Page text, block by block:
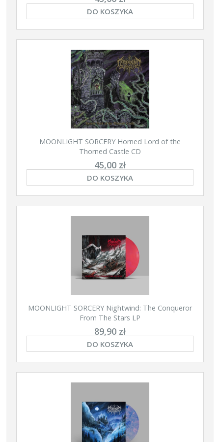
DO KOSZYKA
MOONLIGHT SORCERY Horned Lord of the
Thorned Castle CD
45,00 zł
DO KOSZYKA
MOONLIGHT SORCERY Nightwind: The Conqueror
From The Stars LP
89,90 zł
DO KOSZYKA